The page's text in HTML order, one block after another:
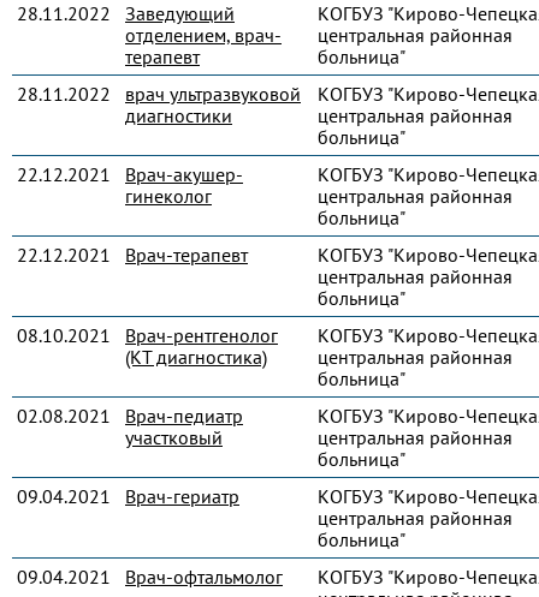
28.11.2022
Заведующий
отделением, врач-
терапевт
КОГБУЗ "Кирово-
центральная районная
больница"
28.11.2022
врач ультразвуковой
диагностики
КОГБУЗ "Кирово-
центральная районная
больница"
22.12.2021
Врач-акушер-
гинеколог
КОГБУЗ "Кирово-
центральная районная
больница"
22.12.2021
Врач-терапевт
КОГБУЗ "Кирово-
центральная районная
больница"
08.10.2021
Врач-рентгенолог
(КТ диагностика)
КОГБУЗ "Кирово-
центральная районная
больница"
02.08.2021
Врач-педиатр
участковый
КОГБУЗ "Кирово-
центральная районная
больница"
09.04.2021
Врач-гериатр
КОГБУЗ "Кирово-
центральная районная
больница"
09.04.2021
Врач-офтальмолог
КОГБУЗ "Кирово-